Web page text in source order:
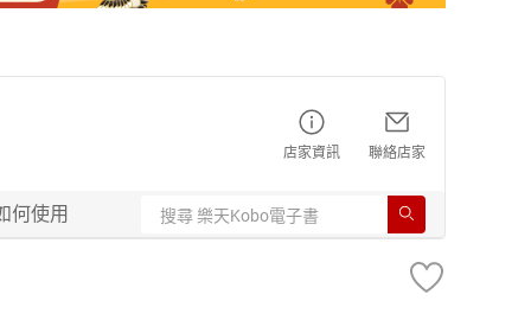
店家資訊 聯絡店家
何使用